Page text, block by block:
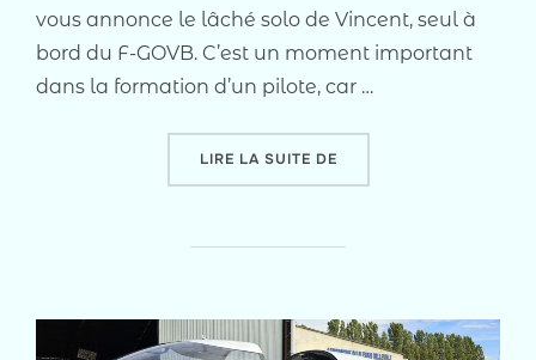
vous annonce le lâché solo de Vincent, seul à
bord du F-GOVB. C’est un moment important
dans la formation d’un pilote, car …
LIRE LA SUITE DE« LÂCHÉ SOLO DE